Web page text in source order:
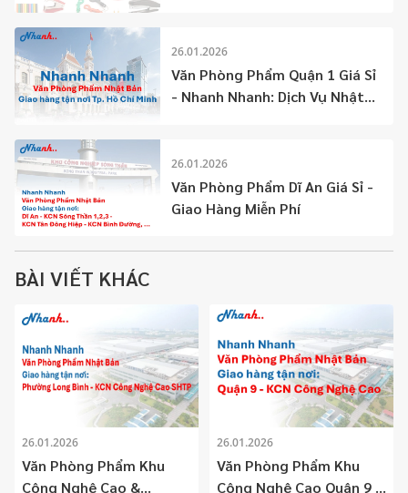
26.01.2026
Văn Phòng Phẩm Quận 1 Giá Sỉ
- Nhanh Nhanh: Dịch Vụ Nhật
26.01.2026
Văn Phòng Phẩm Dĩ An Giá Sỉ -
Giao Hàng Miễn Phí
BÀI VIẾT KHÁC
26.01.2026
Văn Phòng Phẩm Khu
Công Nghệ Cao &
26.01.2026
Văn Phòng Phẩm Khu
Công Nghệ Cao Quận 9 –